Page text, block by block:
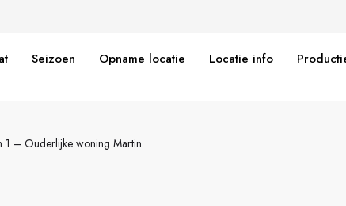
Seizoen Opname locatie Locatie info
1 – Ouderlijke woning Martin